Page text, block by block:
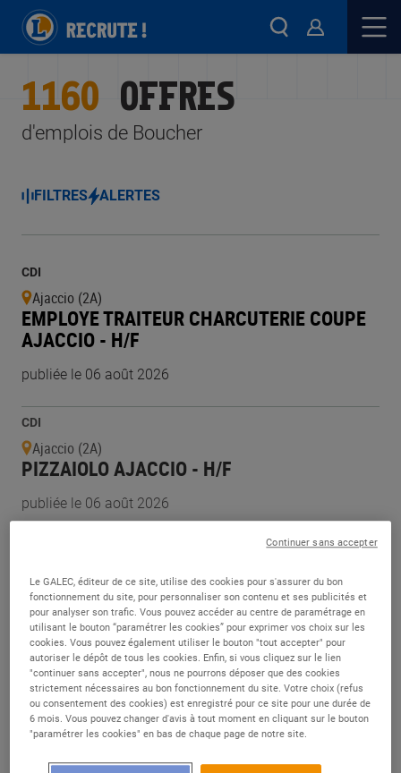
1160 OFFRES
d'emplois de Boucher
FILTRES ALERTES
CDI
Ajaccio (2A)
EMPLOYE TRAITEUR CHARCUTERIE COUPE
AJACCIO - H/F
publiée le 06 août 2026
CDI
Ajaccio (2A)
PIZZAIOLO AJACCIO - H/F
publiée le 06 août 2026
Ajaccio (2A)
EMPLOYE TRAITEUR ROTISSERIE AJACCIO -
H/F
publiée le 06 août 2026
CDI
Ajaccio (2A)
BOULANGER/ERE AJACCIO - H/F
Le GALEC, éditeur de ce site, utilise des cookies pour s'assurer du bon
fonctionnement du site, pour personnaliser son contenu et ses publicités et
pour analyser son trafic. Vous pouvez accéder au centre de paramétrage en
utilisant le bouton “paramétrer les cookies” pour exprimer vos choix sur les
cookies. Vous pouvez également utiliser le bouton "tout accepter" pour
autoriser le dépôt de tous les cookies. Enfin, si vous cliquez sur le lien
"continuer sans accepter", nous ne pourrons déposer que des cookies
strictement nécessaires au bon fonctionnement du site. Votre choix (refus
ou consentement des cookies) est enregistré pour ce site pour une durée de
6 mois. Vous pouvez changer d'avis à tout moment en cliquant sur le bouton
"paramétrer les cookies" en bas de chaque page de notre site.
Continuer sans accepter